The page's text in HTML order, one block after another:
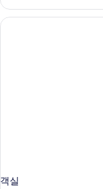
히
보
기
객실